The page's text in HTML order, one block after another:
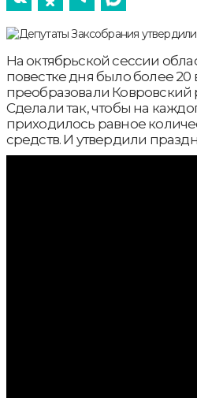
На октябрьской сессии
повестке дня было более 20
преобразовали Ковровский
Сделали так, чтобы на
приходилось равное
средств. И утвердили